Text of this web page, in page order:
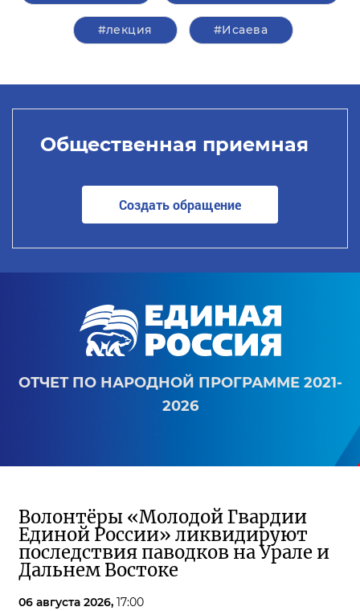
#лекция #Исаева
Общественная приемная
Создать обращение
ОТЧЕТ ПО НАРОДНОЙ ПРОГРАММЕ 2021-
2026
Волонтёры «Молодой Гвардии
Единой России» ликвидируют
последствия паводков на Урале и
Дальнем Востоке
06 августа 2026, 17:00